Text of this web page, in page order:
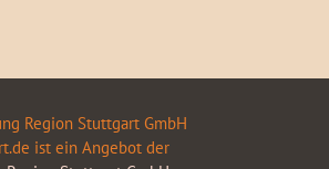
Region Stuttgart GmbH
ist ein Angebot der